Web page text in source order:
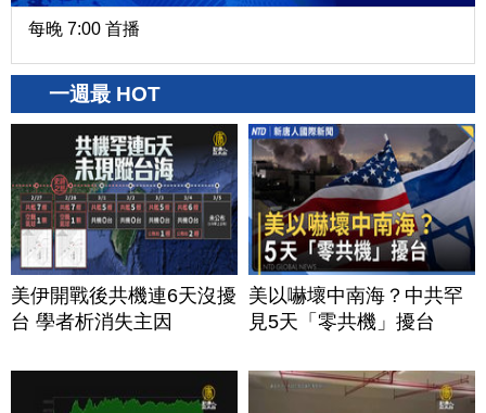
每晚 7:00 首播
一週最 HOT
美伊開戰後共機連6天沒擾
台 學者析消失主因
美以嚇壞中南海？中共罕
見5天「零共機」擾台